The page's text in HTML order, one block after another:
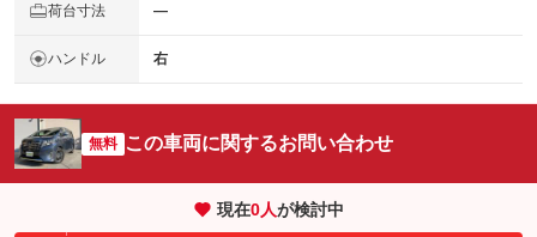
荷台寸法 ―
ハンドル 右
無料 この車両に関するお問い合わせ
現在0人が検討中